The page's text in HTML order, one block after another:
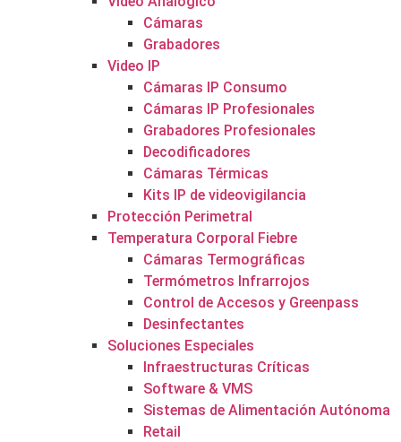
Cámaras
Grabadores
Video IP
Cámaras IP Consumo
Cámaras IP Profesionales
Grabadores Profesionales
Decodificadores
Cámaras Térmicas
Kits IP de videovigilancia
Protección Perimetral
Temperatura Corporal Fiebre
Cámaras Termográficas
Termómetros Infrarrojos
Control de Accesos y Greenpass
Desinfectantes
Soluciones Especiales
Infraestructuras Críticas
Software & VMS
Sistemas de Alimentación Autónoma
Retail